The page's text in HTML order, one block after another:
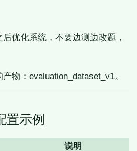
优化系统，不要边测边改题，
物：evaluation_dataset_v1。
置示例
说明